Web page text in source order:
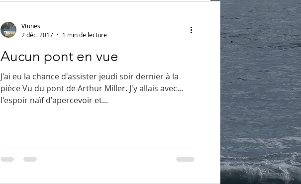
Vtunes
2 déc. 2017
1 min de lecture
Aucun pont en vue
J'ai eu la chance d'assister jeudi soir dernier à la
pièce Vu du pont de Arthur Miller. J'y allais avec
l'espoir naïf d'apercevoir et...